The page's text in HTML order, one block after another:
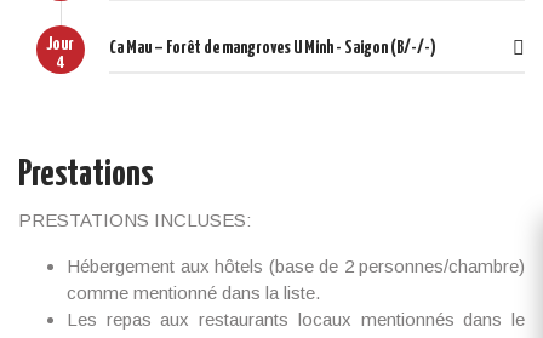
Jour
4
Ca Mau – Forêt de mangroves U Minh - Saigon (B/-/-)
Prestations
PRESTATIONS INCLUSES:
Hébergement aux hôtels (base de 2 personnes/chambre)
comme mentionné dans la liste.
Les repas aux restaurants locaux mentionnés dans le